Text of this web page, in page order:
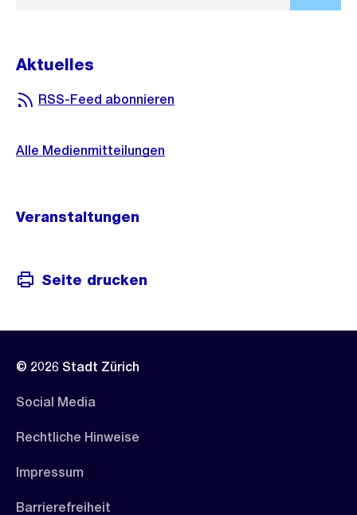
Aktuelles
RSS-Feed abonnieren
Alle Medienmitteilungen
Veranstaltungen
Seite drucken
© 2026 Stadt Zürich
Social Media
Rechtliche Hinweise
Impressum
Barrierefreiheit